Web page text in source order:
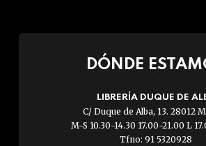
DÓNDE
LIBRERÍA DUQUE DE
C/ Duque de Alba, 13. 28012
M-S 10.30-14.30 17.00-21.00 L
Tfno: 91 5320928